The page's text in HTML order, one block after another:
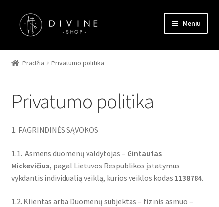
Pereiti
prie
Pereiti
prie
Meniu
Pagrindinis
Kontaktai
Straipsniai
Apmokėjimas
Pradžia Privatumo politika
Privatumo politika
1. PAGRINDINĖS SĄVOKOS
1.1. Asmens duomenų valdytojas – Gintautas
Mickevičius, pagal Lietuvos Respublikos įstatymus
vykdantis individualią veiklą, kurios veiklos kodas 1138784.
1.2. Klientas arba Duomenų subjektas – fizinis asmuo –